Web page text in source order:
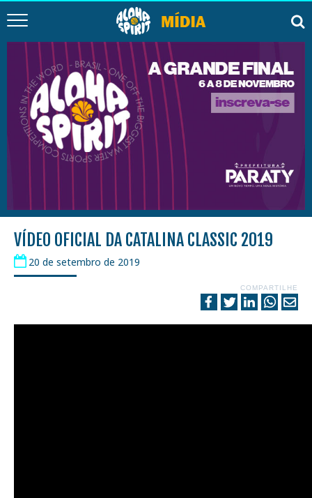
VÍDEO OFICIAL DA CATALINA CLASSIC 2019
20 de setembro de 2019
COMPARTILHE